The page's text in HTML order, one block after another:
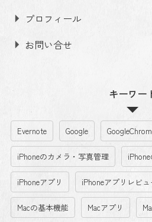
プロフィール
お問い合せ
キーワー
Evernote Google
iPhoneのカメラ・写真管理
iPhoneアプリ iPhoneアプリレビュ
Macの基本機能 Macアプリ